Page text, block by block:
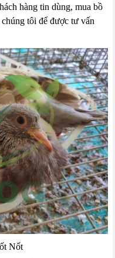
hàng tin dùng, mua bồ
tôi để được tư vấn
Nốt